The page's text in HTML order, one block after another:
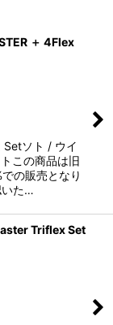
＋ 4Flex
Setソト / ウイ
この商品は旧
の販売となり
いた…
Triflex Set